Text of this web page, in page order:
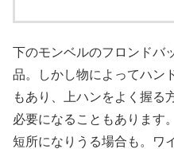
下のモンベルのフロンドバ
品。しかし物によってハン
もあり、上ハンをよく握る
必要になることもあります
短所になりうる場合も。ワ